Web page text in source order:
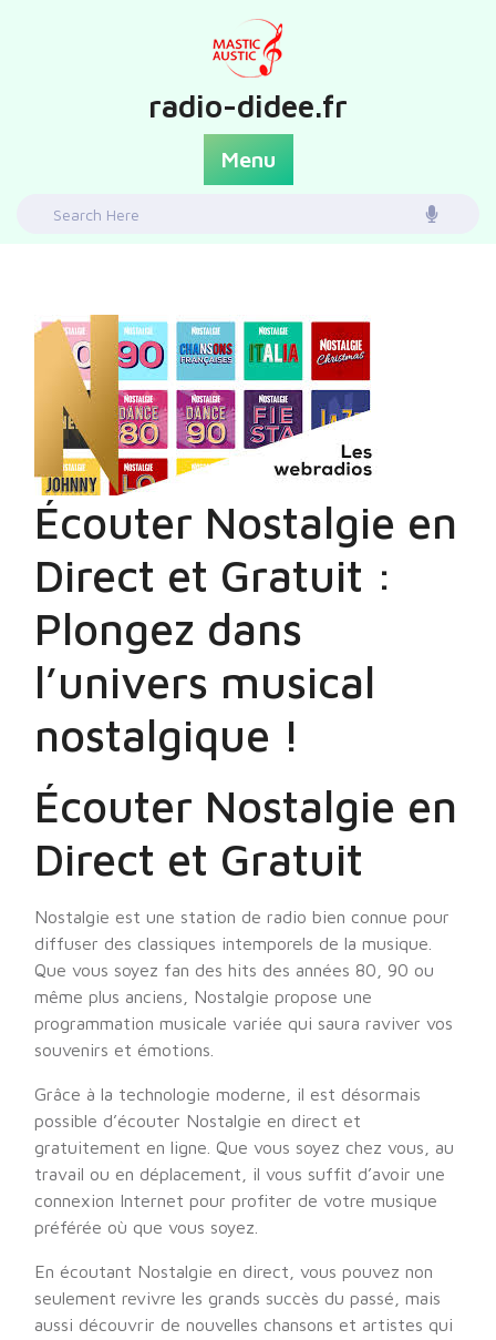
radio-didee.fr
Menu
Search
Écouter Nostalgie en
Direct et Gratuit :
Plongez dans
l’univers musical
nostalgique !
Écouter Nostalgie en
Direct et Gratuit
Nostalgie est une station de radio bien connue pour
diffuser des classiques intemporels de la musique.
Que vous soyez fan des hits des années 80, 90 ou
même plus anciens, Nostalgie propose une
programmation musicale variée qui saura raviver vos
souvenirs et émotions.
Grâce à la technologie moderne, il est désormais
possible d’écouter Nostalgie en direct et
gratuitement en ligne. Que vous soyez chez vous, au
travail ou en déplacement, il vous suffit d’avoir une
connexion Internet pour profiter de votre musique
préférée où que vous soyez.
En écoutant Nostalgie en direct, vous pouvez non
seulement revivre les grands succès du passé, mais
aussi découvrir de nouvelles chansons et artistes qui